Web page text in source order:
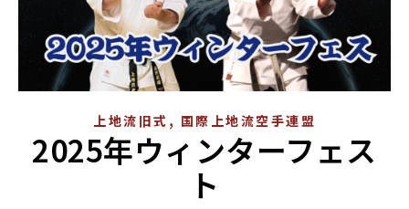
上地流旧式 , 国際上地流空手連盟
2025年ウィンターフェス
ト